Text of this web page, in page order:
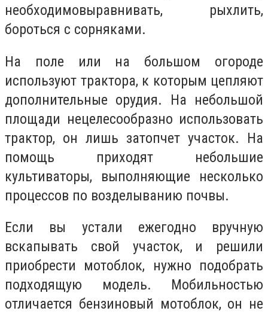
необходимовыравнивать, рыхлить,
бороться с сорняками.
На поле или на большом огороде
используют трактора, к которым цепляют
дополнительные орудия. На небольшой
площади нецелесообразно использовать
трактор, он лишь затопчет участок. На
помощь приходят небольшие
культиваторы, выполняющие несколько
процессов по возделыванию почвы.
Если вы устали ежегодно вручную
вскапывать свой участок, и решили
приобрести мотоблок, нужно подобрать
подходящую модель. Мобильностью
отличается бензиновый мотоблок, он не